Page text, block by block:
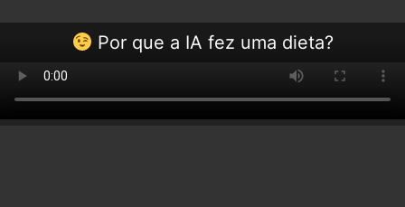
Por que a IA fez uma dieta?